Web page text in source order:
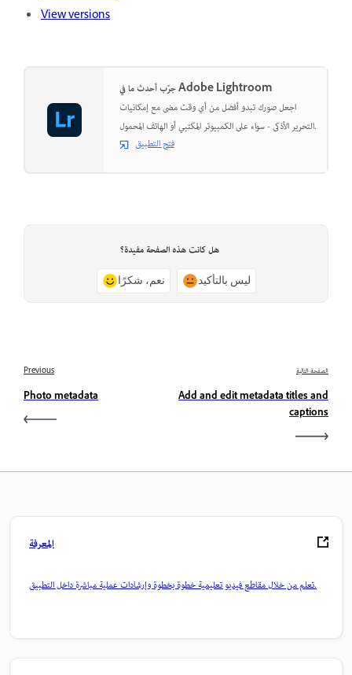
View versions
جرّب أحدث ما في Adobe Lightroom
اجعل صورك تبدو أفضل من أي وقت مضى مع إمكانيات
التحرير الأذكى - سواء على الكمبيوتر المكتبي أو الهاتف المحمول.
فتح التطبيق
هل كانت هذه الصفحة مفيدة؟
نعم، شكرًا ليس بالتأكيد
Previous
Photo metadata
الصفحة التالية
Add and edit metadata titles and
captions
المعرفة
تعلم من خلال مقاطع فيديو تعليمية خطوة بخطوة وإرشادات عملية مباشرة داخل التطبيق.